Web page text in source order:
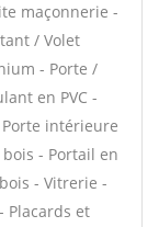
maçonnerie -
/ Volet
- Porte /
en PVC -
Porte intérieure
- Portail en
- Vitrerie -
Placards et